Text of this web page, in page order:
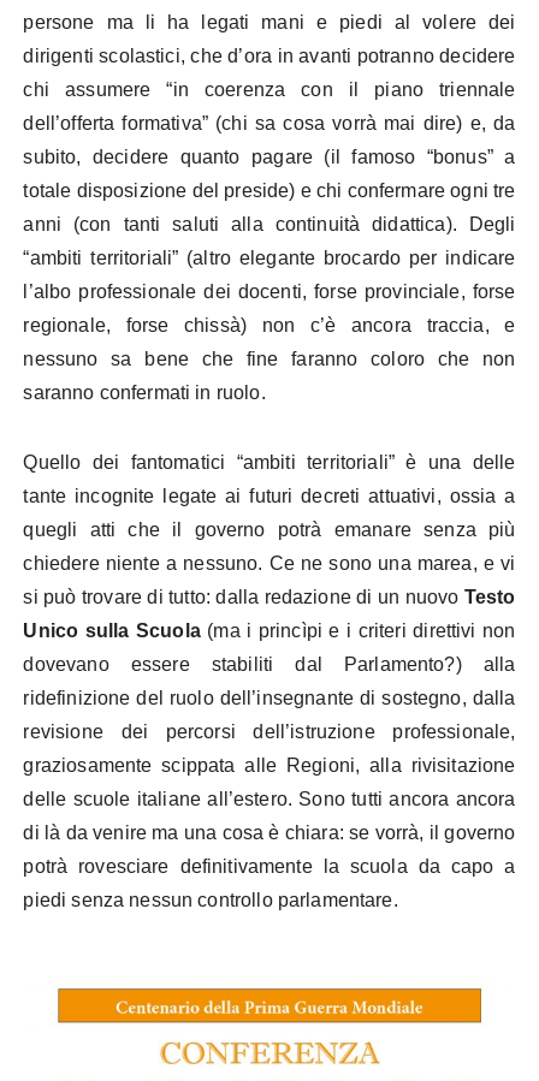
persone ma li ha legati mani e piedi al volere dei
dirigenti scolastici, che d’ora in avanti potranno decidere
chi assumere “in coerenza con il piano triennale
dell’offerta formativa” (chi sa cosa vorrà mai dire) e, da
subito, decidere quanto pagare (il famoso “bonus” a
totale disposizione del preside) e chi confermare ogni tre
anni (con tanti saluti alla continuità didattica). Degli
“ambiti territoriali” (altro elegante brocardo per indicare
l’albo professionale dei docenti, forse provinciale, forse
regionale, forse chissà) non c’è ancora traccia, e
nessuno sa bene che fine faranno coloro che non
saranno confermati in ruolo.
Quello dei fantomatici “ambiti territoriali” è una delle
tante incognite legate ai futuri decreti attuativi, ossia a
quegli atti che il governo potrà emanare senza più
chiedere niente a nessuno. Ce ne sono una marea, e vi
si può trovare di tutto: dalla redazione di un nuovo Testo
Unico sulla Scuola(ma i princìpi e i criteri direttivi non
dovevano essere stabiliti dal Parlamento?) alla
ridefinizione del ruolo dell’insegnante di sostegno, dalla
revisione dei percorsi dell’istruzione professionale,
graziosamente scippata alle Regioni, alla rivisitazione
delle scuole italiane all’estero. Sono tutti ancora ancora
di là da venire ma una cosa è chiara: se vorrà, il governo
potrà rovesciare definitivamente la scuola da capo a
piedi senza nessun controllo parlamentare.